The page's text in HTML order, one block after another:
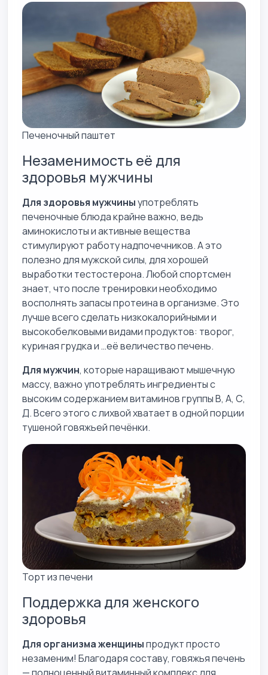
Печеночный паштет
Незаменимость её для
здоровья мужчины
Для здоровья мужчиныупотреблять
печеночные блюда крайне важно, ведь
аминокислоты и активные вещества
стимулируют работу надпочечников. А это
полезно для мужской силы, для хорошей
выработки тестостерона. Любой спортсмен
знает, что после тренировки необходимо
восполнять запасы протеина в организме. Это
лучше всего сделать низкокалорийными и
высокобелковыми видами продуктов: творог,
куриная грудка и …её величество печень.
Для мужчин, которые наращивают мышечную
массу, важно употреблять ингредиенты с
высоким содержанием витаминов группы В, А, С,
Д. Всего этого с лихвой хватает в одной порции
тушеной говяжьей печёнки.
Торт из печени
Поддержка для женского
здоровья
Для организма женщиныпродукт просто
незаменим! Благодаря составу, говяжья печень